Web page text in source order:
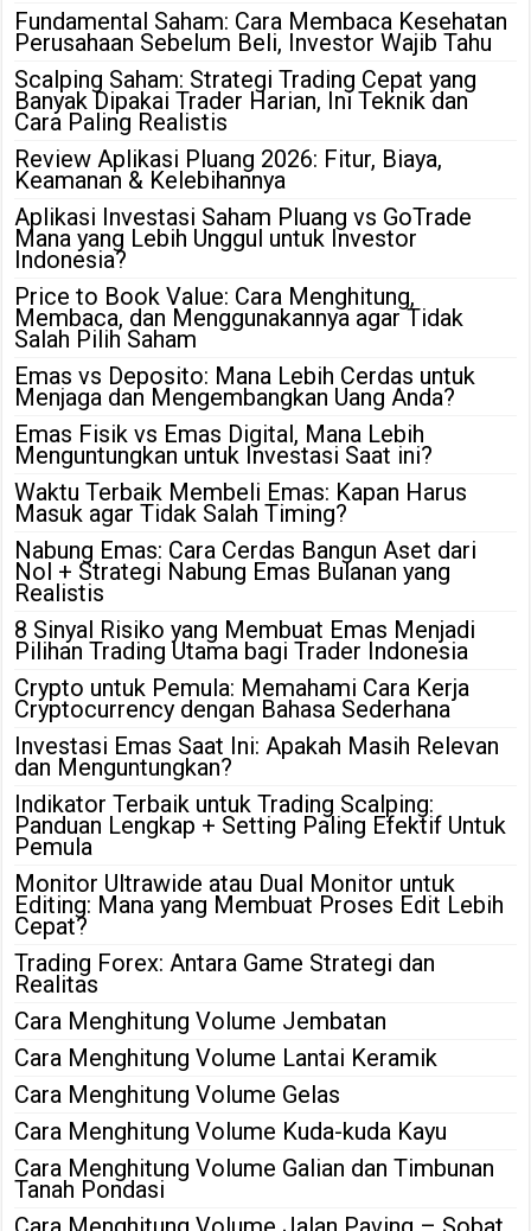
Fundamental Saham: Cara Membaca Kesehatan
Perusahaan Sebelum Beli, Investor Wajib Tahu
Scalping Saham: Strategi Trading Cepat yang
Banyak Dipakai Trader Harian, Ini Teknik dan
Cara Paling Realistis
Review Aplikasi Pluang 2026: Fitur, Biaya,
Keamanan & Kelebihannya
Aplikasi Investasi Saham Pluang vs GoTrade
Mana yang Lebih Unggul untuk Investor
Indonesia?
Price to Book Value: Cara Menghitung,
Membaca, dan Menggunakannya agar Tidak
Salah Pilih Saham
Emas vs Deposito: Mana Lebih Cerdas untuk
Menjaga dan Mengembangkan Uang Anda?
Emas Fisik vs Emas Digital, Mana Lebih
Menguntungkan untuk Investasi Saat ini?
Waktu Terbaik Membeli Emas: Kapan Harus
Masuk agar Tidak Salah Timing?
Nabung Emas: Cara Cerdas Bangun Aset dari
Nol + Strategi Nabung Emas Bulanan yang
Realistis
8 Sinyal Risiko yang Membuat Emas Menjadi
Pilihan Trading Utama bagi Trader Indonesia
Crypto untuk Pemula: Memahami Cara Kerja
Cryptocurrency dengan Bahasa Sederhana
Investasi Emas Saat Ini: Apakah Masih Relevan
dan Menguntungkan?
Indikator Terbaik untuk Trading Scalping:
Panduan Lengkap + Setting Paling Efektif Untuk
Pemula
Monitor Ultrawide atau Dual Monitor untuk
Editing: Mana yang Membuat Proses Edit Lebih
Cepat?
Trading Forex: Antara Game Strategi dan
Realitas
Cara Menghitung Volume Jembatan
Cara Menghitung Volume Lantai Keramik
Cara Menghitung Volume Gelas
Cara Menghitung Volume Kuda-kuda Kayu
Cara Menghitung Volume Galian dan Timbunan
Tanah Pondasi